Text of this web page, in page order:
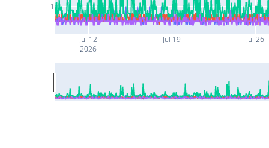
Jul 12
2026
Jul 19 Jul 26
1